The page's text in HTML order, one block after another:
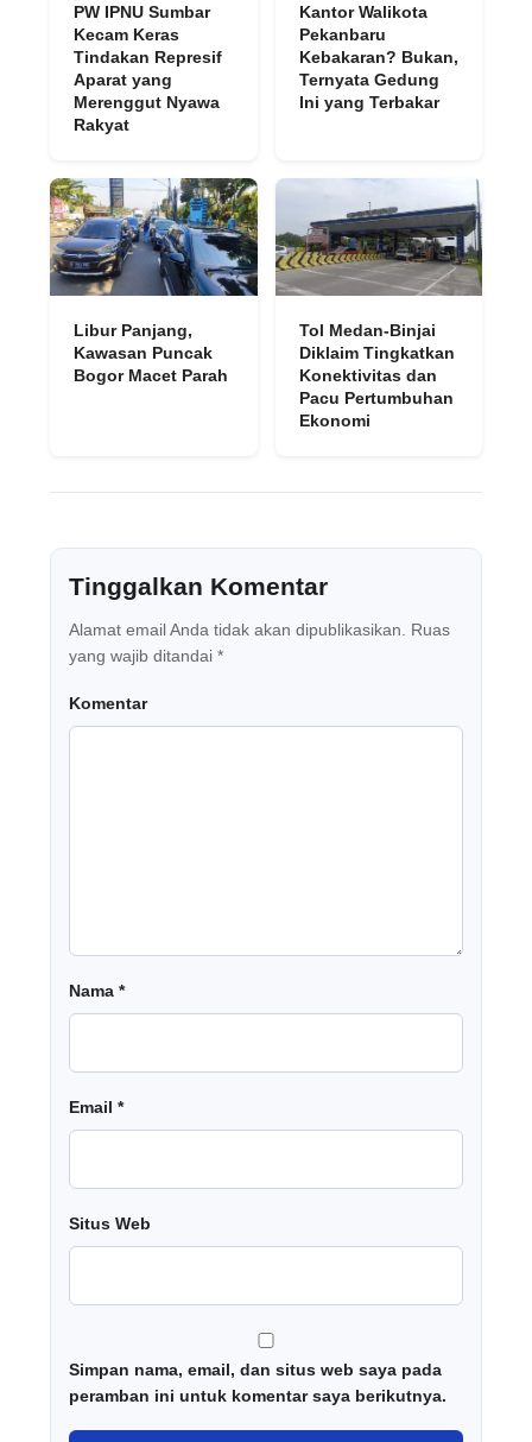
PW IPNU Sumbar
Kecam Keras
Tindakan Represif
Aparat yang
Merenggut Nyawa
Rakyat
Kantor Walikota
Pekanbaru
Kebakaran? Bukan,
Ternyata Gedung
Ini yang Terbakar
Libur Panjang,
Kawasan Puncak
Bogor Macet Parah
Tol Medan-Binjai
Diklaim Tingkatkan
Konektivitas dan
Pacu Pertumbuhan
Ekonomi
Tinggalkan Komentar
Alamat email Anda tidak akan dipublikasikan.
Ruas
yang wajib ditandai *
Komentar
Nama *
Email *
Situs Web
Simpan nama, email, dan situs web saya pada
peramban ini untuk komentar saya berikutnya.